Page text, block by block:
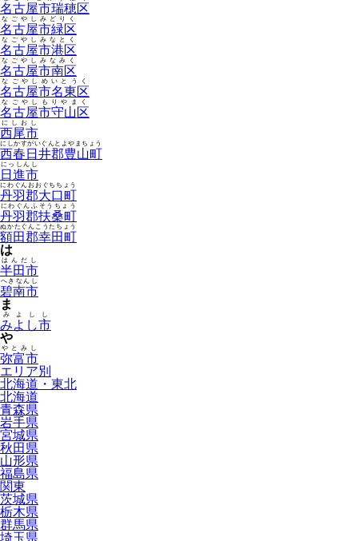
名古屋市瑞穂区
名古屋市緑区
なごやしみどりく
名古屋市港区
なごやしみなとく
名古屋市南区
なごやしみなみく
名古屋市名東区
なごやしめいとうく
名古屋市守山区
なごやしもりやまく
西尾市
にしおし
西春日井郡豊山町
にしかすがいぐんとよやまちょう
日進市
にっしんし
丹羽郡大口町
にわぐんおおぐちちょう
丹羽郡扶桑町
にわぐんふそうちょう
額田郡幸田町
ぬかたぐんこうたちょう
は
半田市
はんだし
碧南市
へきなんし
ま
みよし市
みよしし
や
弥富市
やとみし
エリア別
北海道・東北
北海道
青森県
岩手県
宮城県
秋田県
山形県
福島県
関東
茨城県
栃木県
群馬県
埼玉県